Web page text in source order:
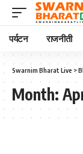
पर्यटन राजनीती
Swarnim Bharat Live >
Month: